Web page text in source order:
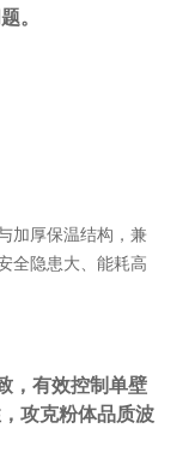
。
加厚保温结构，兼
全隐患大、能耗高
，有效控制单壁
攻克粉体品质波